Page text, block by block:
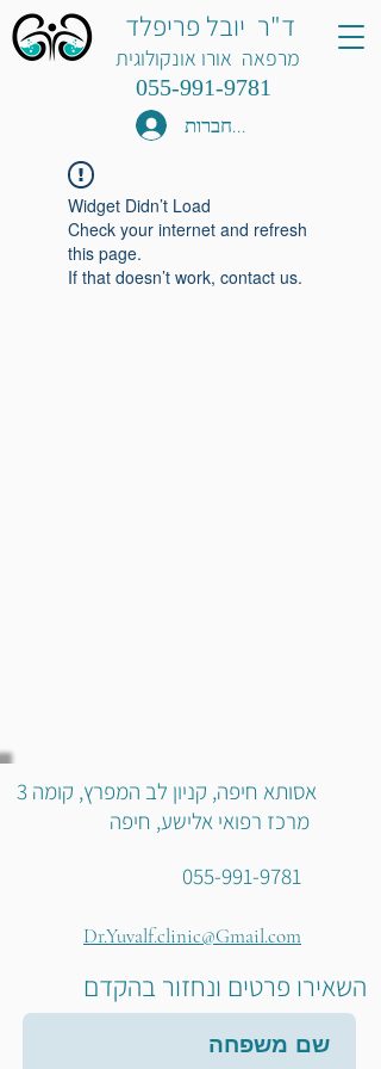
ד"ר יובל פריפלד
מרפאה אורו אונקולוגית
055-991-9781
להתחברות
Widget Didn’t Load
Check your internet and refresh
this page.
If that doesn’t work, contact us.
אסותא חיפה, קניון לב המפרץ, קומה 3
מרכז רפואי אלישע, חיפה
055-991-9781
Dr.Yuvalf.clinic@Gmail.com
השאירו פרטים ונחזור בהקדם